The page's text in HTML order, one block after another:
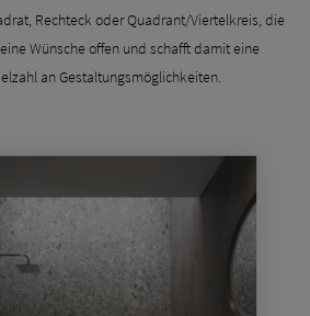
Rechteck oder Quadrant/Viertelkreis, die
Wünsche offen und schafft damit eine
an Gestaltungsmöglichkeiten.